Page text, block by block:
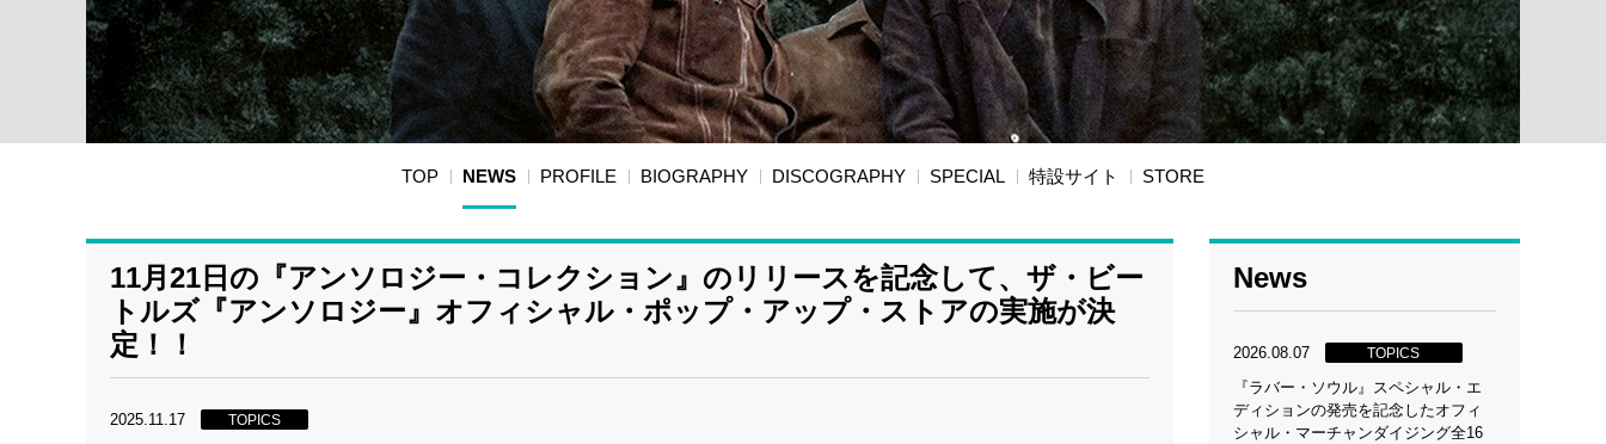
TOP NEWS PROFILE BIOGRAPHY DISCOGRAPHY SPECIAL 特設サイト STORE
11月21日の『アンソロジー・コレクション』のリリースを記念して、ザ・ビー
トルズ『アンソロジー』オフィシャル・ポップ・アップ・ストアの実施が決
定！！
2025.11.17 TOPICS
News
2026.08.07 TOPICS
『ラバー・ソウル』スペシャル・エ
ディションの発売を記念したオフィ
シャル・マーチャンダイジング全16